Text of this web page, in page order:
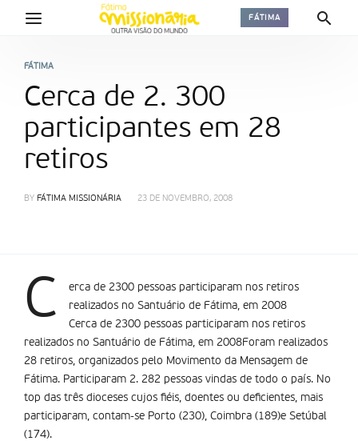
FÁTIMA
FÁTIMA
Cerca de 2. 300
participantes em 28
retiros
BY FÁTIMA MISSIONÁRIA 23 DE NOVEMBRO, 2008
C
erca de 2300 pessoas participaram nos retiros
realizados no Santuário de Fátima, em 2008
Cerca de 2300 pessoas participaram nos retiros
realizados no Santuário de Fátima, em 2008Foram realizados
28 retiros, organizados pelo Movimento da Mensagem de
Fátima. Participaram 2. 282 pessoas vindas de todo o país. No
top das três dioceses cujos fiéis, doentes ou deficientes, mais
participaram, contam-se Porto (230), Coimbra (189)e Setúbal
(174).